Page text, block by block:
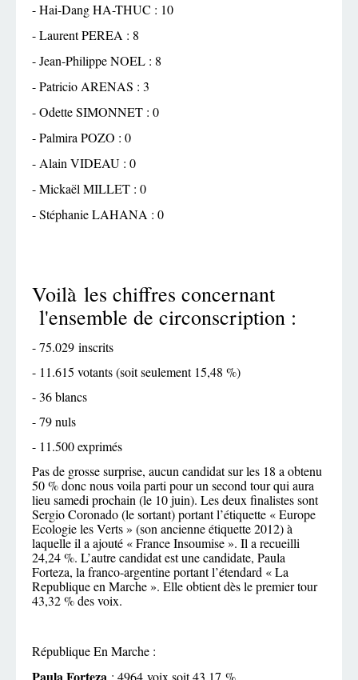
- Hai-Dang HA-THUC : 10
- Laurent PEREA : 8
- Jean-Philippe NOEL : 8
- Patricio ARENAS : 3
- Odette SIMONNET : 0
- Palmira POZO : 0
- Alain VIDEAU : 0
- Mickaël MILLET : 0
- Stéphanie LAHANA : 0
Voilà les chiffres concernant
l'ensemble de circonscription :
- 75.029 inscrits
- 11.615 votants (soit seulement 15,48 %)
- 36 blancs
- 79 nuls
- 11.500 exprimés
Pas de grosse surprise, aucun candidat sur les 18 a obtenu
50 % donc nous voila parti pour un second tour qui aura
lieu samedi prochain (le 10 juin). Les deux finalistes sont
Sergio Coronado (le sortant) portant l’étiquette « Europe
Ecologie les Verts » (son ancienne étiquette 2012) à
laquelle il a ajouté « France Insoumise ». Il a recueilli
24,24 %. L’autre candidat est une candidate, Paula
Forteza, la franco-argentine portant l’étendard « La
Republique en Marche ». Elle obtient dès le premier tour
43,32 % des voix.
République En Marche :